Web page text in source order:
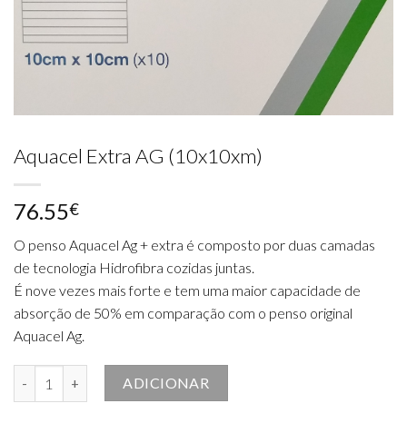
Aquacel Extra AG (10x10xm)
76.55€
O penso Aquacel Ag + extra é composto por duas camadas
de tecnologia Hidrofibra cozidas juntas.
É nove vezes mais forte e tem uma maior capacidade de
absorção de 50% em comparação com o penso original
Aquacel Ag.
Quantidade de Aquacel Extra AG (10x10xm)
ADICIONAR